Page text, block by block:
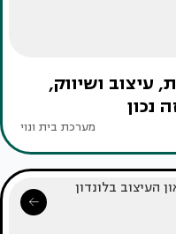
עיצוב ושיווק,
נכון
מערכת בית ונוי